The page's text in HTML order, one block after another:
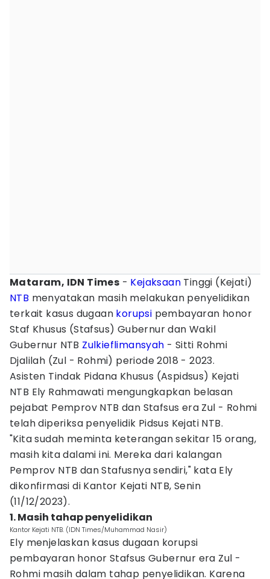
Mataram, IDN Times - Kejaksaan Tinggi (Kejati)
NTB menyatakan masih melakukan penyelidikan
terkait kasus dugaan korupsi pembayaran honor
Staf Khusus (Stafsus) Gubernur dan Wakil
Gubernur NTB Zulkieflimansyah - Sitti Rohmi
Djalilah (Zul - Rohmi) periode 2018 - 2023.
Asisten Tindak Pidana Khusus (Aspidsus) Kejati
NTB Ely Rahmawati mengungkapkan belasan
pejabat Pemprov NTB dan Stafsus era Zul - Rohmi
telah diperiksa penyelidik Pidsus Kejati NTB.
"Kita sudah meminta keterangan sekitar 15 orang,
masih kita dalami ini. Mereka dari kalangan
Pemprov NTB dan Stafusnya sendiri," kata Ely
dikonfirmasi di Kantor Kejati NTB, Senin
(11/12/2023).
1. Masih tahap penyelidikan
Kantor Kejati NTB. (IDN Times/Muhammad Nasir)
Ely menjelaskan kasus dugaan korupsi
pembayaran honor Stafsus Gubernur era Zul -
Rohmi masih dalam tahap penyelidikan. Karena